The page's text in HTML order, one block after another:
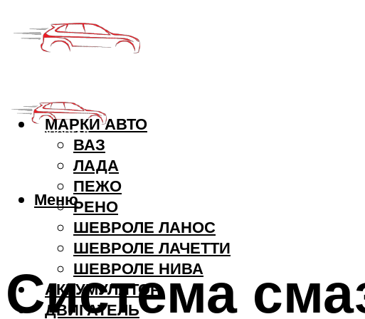
МАРКИ АВТО
ВАЗ
ЛАДА
ПЕЖО
РЕНО
ШЕВРОЛЕ ЛАНОС
ШЕВРОЛЕ ЛАЧЕТТИ
ШЕВРОЛЕ НИВА
АККУМУЛЯТОР
ДВИГАТЕЛЬ
Меню
Система